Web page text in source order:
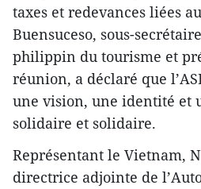
taxes et redevances liées
Buensuceso, sous-
philippin du tourisme et
réunion, a déclaré que
une vision, une identité et
solidaire et solidaire.
Représentant le Vietnam,
directrice adjointe de